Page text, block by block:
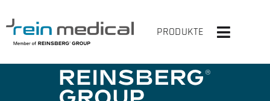
to
content
PRODUKTE
Toggle
HOME